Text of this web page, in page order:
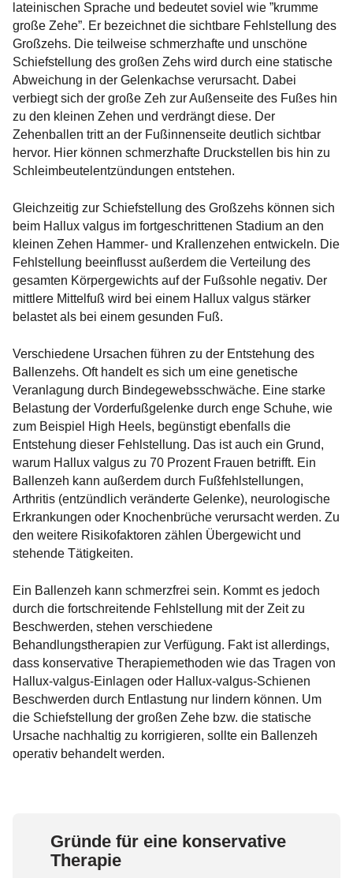
lateinischen Sprache und bedeutet soviel wie ”krumme
große Zehe”. Er bezeichnet die sichtbare Fehlstellung des
Großzehs. Die teilweise schmerzhafte und unschöne
Schiefstellung des großen Zehs wird durch eine statische
Abweichung in der Gelenkachse verursacht. Dabei
verbiegt sich der große Zeh zur Außenseite des Fußes hin
zu den kleinen Zehen und verdrängt diese. Der
Zehenballen tritt an der Fußinnenseite deutlich sichtbar
hervor. Hier können schmerzhafte Druckstellen bis hin zu
Schleimbeutelentzündungen entstehen.
Gleichzeitig zur Schiefstellung des Großzehs können sich
beim Hallux valgus im fortgeschrittenen Stadium an den
kleinen Zehen Hammer- und Krallenzehen entwickeln. Die
Fehlstellung beeinflusst außerdem die Verteilung des
gesamten Körpergewichts auf der Fußsohle negativ. Der
mittlere Mittelfuß wird bei einem Hallux valgus stärker
belastet als bei einem gesunden Fuß.
Verschiedene Ursachen führen zu der Entstehung des
Ballenzehs. Oft handelt es sich um eine genetische
Veranlagung durch Bindegewebsschwäche. Eine starke
Belastung der Vorderfußgelenke durch enge Schuhe, wie
zum Beispiel High Heels, begünstigt ebenfalls die
Entstehung dieser Fehlstellung. Das ist auch ein Grund,
warum Hallux valgus zu 70 Prozent Frauen betrifft. Ein
Ballenzeh kann außerdem durch Fußfehlstellungen,
Arthritis (entzündlich veränderte Gelenke), neurologische
Erkrankungen oder Knochenbrüche verursacht werden. Zu
den weitere Risikofaktoren zählen Übergewicht und
stehende Tätigkeiten.
Ein Ballenzeh kann schmerzfrei sein. Kommt es jedoch
durch die fortschreitende Fehlstellung mit der Zeit zu
Beschwerden, stehen verschiedene
Behandlungstherapien zur Verfügung. Fakt ist allerdings,
dass konservative Therapiemethoden wie das Tragen von
Hallux-valgus-Einlagen oder Hallux-valgus-Schienen
Beschwerden durch Entlastung nur lindern können. Um
die Schiefstellung der großen Zehe bzw. die statische
Ursache nachhaltig zu korrigieren, sollte ein Ballenzeh
operativ behandelt werden.
Gründe für eine konservative
Therapie